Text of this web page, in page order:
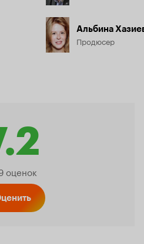
Альбина
Продюсер
оценок